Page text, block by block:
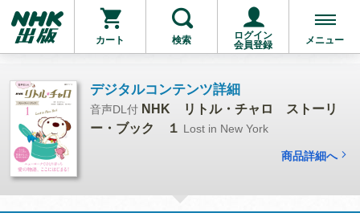
カート 検索
ログイン
会員登録
メニュー
デジタルコンテンツ詳細
音声DL付 NHK リトル・チャロ ストーリ
ー・ブック １ Lost in New York
商品詳細へ